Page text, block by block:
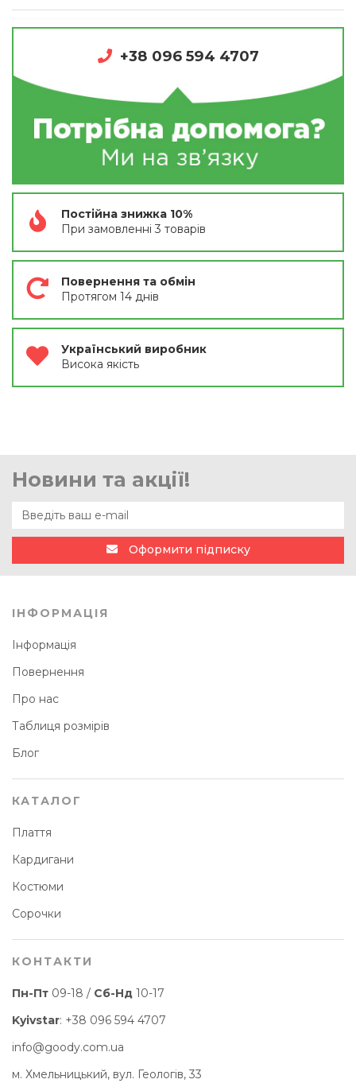
+38 096 594 4707
Постійна знижка 10%
При замовленні 3 товарів
Повернення та обмін
Протягом 14 днів
Український виробник
Висока якість
Новини та акції!
Оформити підписку
ІНФОРМАЦІЯ
Інформація
Повернення
Про нас
Таблиця розмірів
Блог
КАТАЛОГ
Плаття
Кардигани
Костюми
Сорочки
КОНТАКТИ
Пн-Пт 09-18 / Сб-Нд 10-17
Kyivstar: +38 096 594 4707
info@goody.com.ua
м. Хмельницький, вул. Геологів, 33